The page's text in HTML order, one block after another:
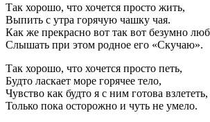
Так хорошо, что хочется просто жить,
Выпить с утра горячую чашку чая.
Как же прекрасно вот так вот безумно
Слышать при этом родное его «Скучаю».
Так хорошо, что хочется просто петь,
Будто ласкает море горячее тело,
Чувство как будто я с ним готова взлететь,
Только пока осторожно и чуть не умело.